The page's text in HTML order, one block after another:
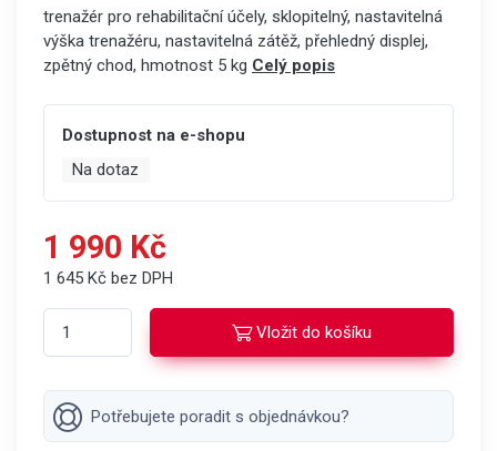
trenažér pro rehabilitační účely, sklopitelný, nastavitelná
výška trenažéru, nastavitelná zátěž, přehledný displej,
zpětný chod, hmotnost 5 kg Celý popis
Dostupnost na e-shopu
Na dotaz
1 990 Kč
1 645 Kč bez DPH
Vložit do košíku
Potřebujete poradit s objednávkou?